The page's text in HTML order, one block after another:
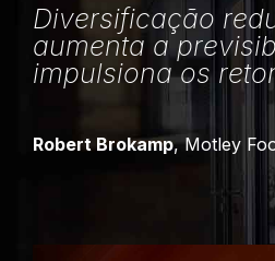
Diversificação
aumenta a
impulsiona os
Robert Brokamp, Motley